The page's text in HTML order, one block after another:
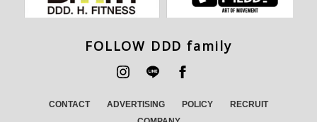
FOLLOW DDD family
CONTACT ADVERTISING POLICY
RECRUIT